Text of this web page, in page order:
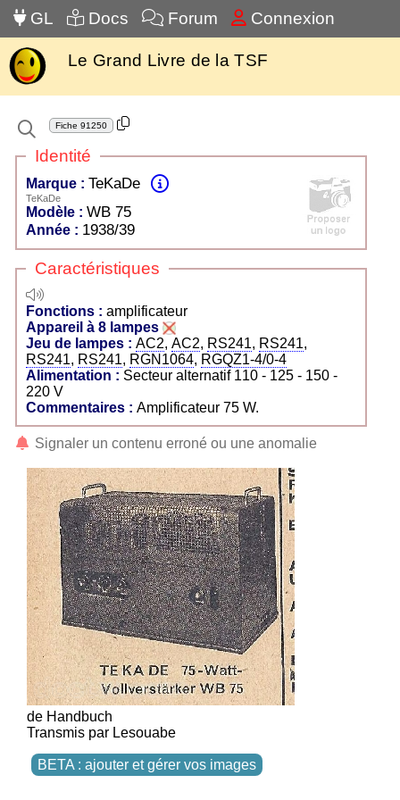
GL Docs Forum Connexion
Le Grand Livre de la TSF
Fiche 91250
Identité
Marque : TeKaDe
TeKaDe
Modèle : WB 75
Année : 1938/39
Caractéristiques
amplificateur
Fonctions : amplificateur
Appareil à 8 lampes
Jeu de lampes : AC2, AC2, RS241, RS241,
RS241, RS241, RGN1064, RGQZ1-4/0-4
Alimentation : Secteur alternatif 110 - 125 - 150 -
220 V
Commentaires : Amplificateur 75 W.
Signaler un contenu erroné ou une anomalie
de Handbuch
Transmis par Lesouabe
BETA : ajouter et gérer vos images